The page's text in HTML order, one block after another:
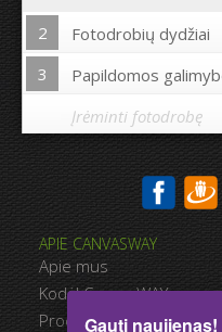
2
Fotodrobių dydžiai
3
Papildomos
Spausdinti
Atstumas
Įrėminti fotodrobę
APIE CANVASWAY
Apie mus
Kodėl CanvasWAY
Produkto Kokybė
Gauti naujienas!